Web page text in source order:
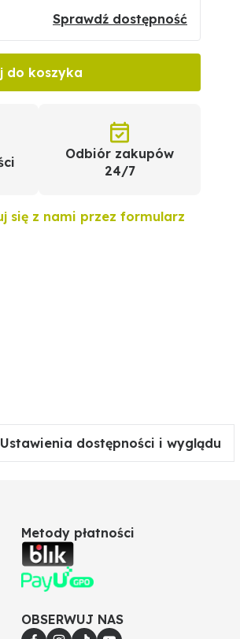
Sprawdź dostępność
do koszyka
Odbiór zakupów
24/7
się z nami przez formularz
Ustawienia dostępności i wyglądu
Metody płatności
OBSERWUJ NAS